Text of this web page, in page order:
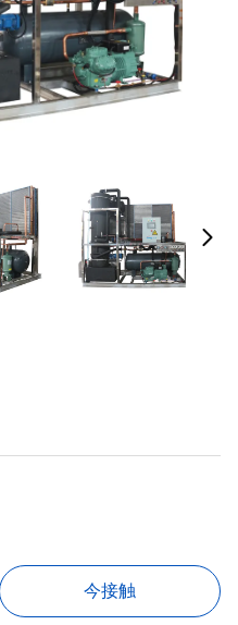
今接触